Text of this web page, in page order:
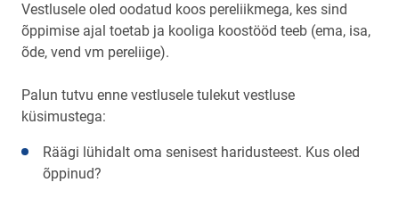
Vestlusele oled oodatud koos pereliikmega, kes sind
õppimise ajal toetab ja kooliga koostööd teeb (ema, isa,
õde, vend vm pereliige).
Palun tutvu enne vestlusele tulekut vestluse
küsimustega:
Räägi lühidalt oma senisest haridusteest. Kus oled
õppinud?